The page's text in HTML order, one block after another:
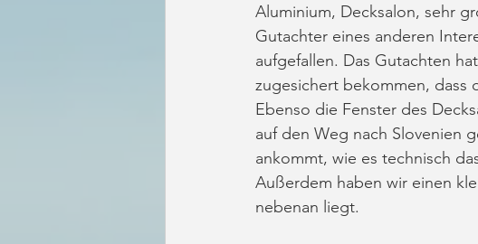
Aluminium, Decksalon, sehr
Gutachter eines anderen
aufgefallen. Das Gutachten
zugesichert bekommen, dass
Ebenso die Fenster des
auf den Weg nach Slovenien
ankommt, wie es technisch
Außerdem haben wir einen
nebenan liegt.